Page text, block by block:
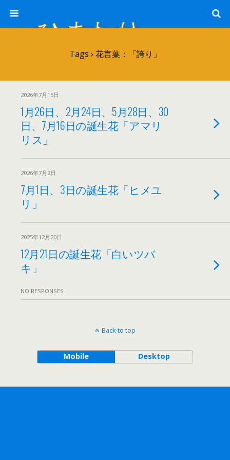
ひまわり畑 sunflower-field
Tags › 花言葉：「誇り」
2026年7月15日
1月26日、2月24日、5月28日、30
日、7月16日の誕生花「アマリ
リス」
2026年7月2日
7月1日、3日の誕生花「ヒメユ
リ」
2025年12月20日
12月21日の誕生花「白いツバ
キ」
NO RESPONSES
Back to top
Mobile Desktop